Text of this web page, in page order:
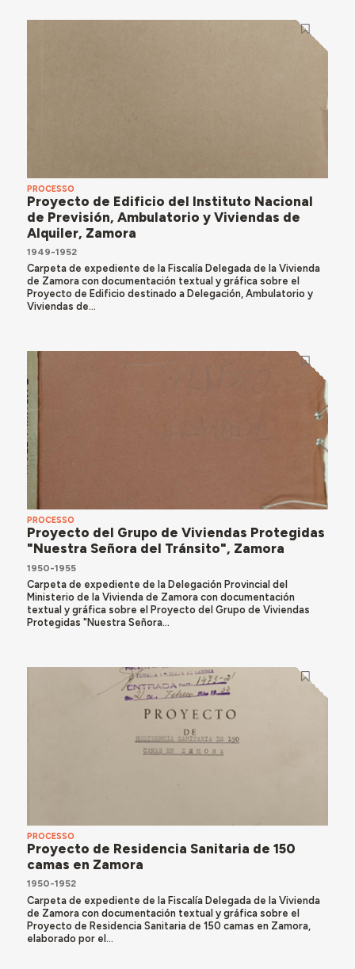
PROCESSO
Proyecto de Edificio del Instituto Nacional
de Previsión, Ambulatorio y Viviendas de
Alquiler, Zamora
1949-1952
Carpeta de expediente de la Fiscalía Delegada de la Vivienda
de Zamora con documentación textual y gráfica sobre el
Proyecto de Edificio destinado a Delegación, Ambulatorio y
Viviendas de...
PROCESSO
Proyecto del Grupo de Viviendas Protegidas
"Nuestra Señora del Tránsito", Zamora
1950-1955
Carpeta de expediente de la Delegación Provincial del
Ministerio de la Vivienda de Zamora con documentación
textual y gráfica sobre el Proyecto del Grupo de Viviendas
Protegidas "Nuestra Señora...
PROCESSO
Proyecto de Residencia Sanitaria de 150
camas en Zamora
1950-1952
Carpeta de expediente de la Fiscalía Delegada de la Vivienda
de Zamora con documentación textual y gráfica sobre el
Proyecto de Residencia Sanitaria de 150 camas en Zamora,
elaborado por el...